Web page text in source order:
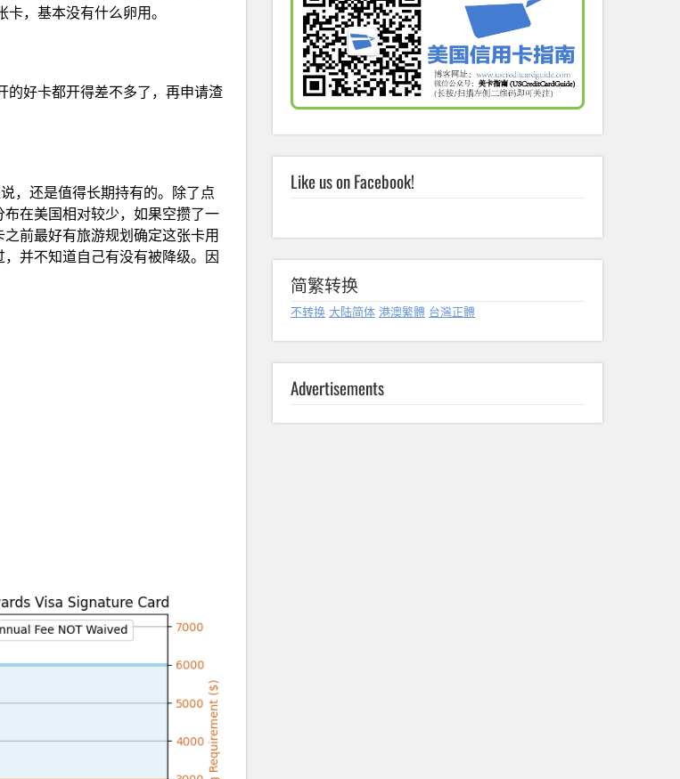
，基本没有什么卵用。
的好卡都开得差不多了，再申请渣
，还是值得长期持有的。除了点
在美国相对较少，如果空攒了一
前最好有旅游规划确定这张卡用
并不知道自己有没有被降级。因
Like us on Facebook!
简繁转换
不转换 大陆简体 港澳繁體 台灣正體
Advertisements